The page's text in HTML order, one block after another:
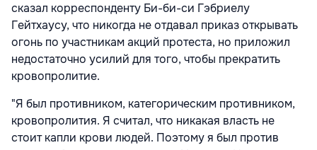
сказал корреспонденту Би-би-си Гэбриелу
Гейтхаусу, что никогда не отдавал приказ открывать
огонь по участникам акций протеста, но приложил
недостаточно усилий для того, чтобы прекратить
кровопролитие.
"Я был противником, категорическим противником,
кровопролития. Я считал, что никакая власть не
стоит капли крови людей. Поэтому я был против